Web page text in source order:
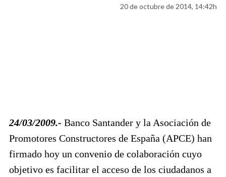
20 de octubre de 2014, 14:42h
24/03/2009.- Banco Santander y la Asociación de
Promotores Constructores de España (APCE) han
firmado hoy un convenio de colaboración cuyo
objetivo es facilitar el acceso de los ciudadanos a